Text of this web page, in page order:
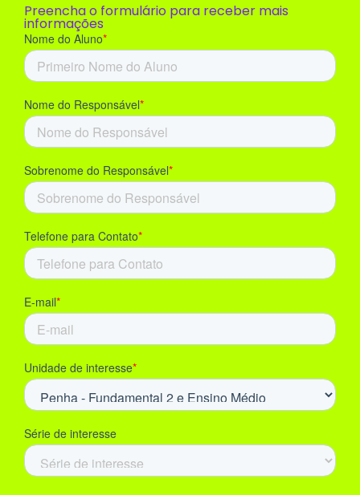
Preencha o formulário para receber mais
informações